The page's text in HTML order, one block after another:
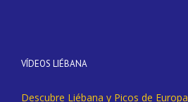
VÍDEOS LIÉBANA
Descubre Liébana y Picos de Europa